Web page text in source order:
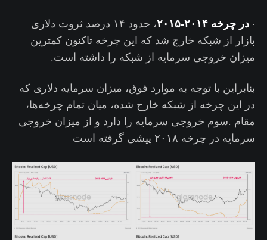
· در چرخه ۲۰۱۴-۲۰۱۵
، حدود ۱۴ درصد ثروت دلاری
بازار از شبکه خارج شد که این چرخه تاکنون کمترین
میزان خروجی سرمایه از شبکه را داشته است.
بنابراین با توجه به موارد فوق، میزان سرمایه دلاری که
در این چرخه از شبکه خارج شده، میان تمام چرخه‌ها،
مقام .سوم خروجی سرمایه را دارد و از میزان خروجی
سرمایه در چرخه ۲۰۱۸ پیشی گرفته است